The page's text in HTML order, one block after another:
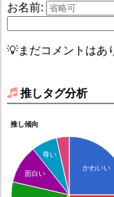
お名前:
💡まだコメントはあ
推しタグ分析
推し傾向
かわいい
尊い
面白い